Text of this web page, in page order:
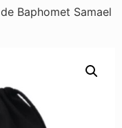
Baphomet Samael